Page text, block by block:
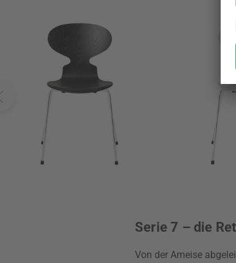
Serie 7 – die
Von der Ameise